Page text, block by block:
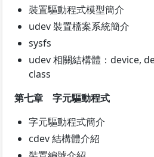
裝置驅動程式模型簡介
udev 裝置檔案系統簡介
sysfs
udev 相關結構體：device,
class
第七章 字元驅動程式
字元驅動程式簡介
cdev 結構體介紹